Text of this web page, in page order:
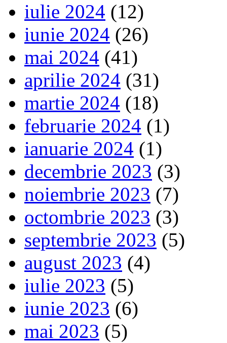
iulie 2024 (12)
iunie 2024 (26)
mai 2024 (41)
aprilie 2024 (31)
martie 2024 (18)
februarie 2024 (1)
ianuarie 2024 (1)
decembrie 2023 (3)
noiembrie 2023 (7)
octombrie 2023 (3)
septembrie 2023 (5)
august 2023 (4)
iulie 2023 (5)
iunie 2023 (6)
mai 2023 (5)